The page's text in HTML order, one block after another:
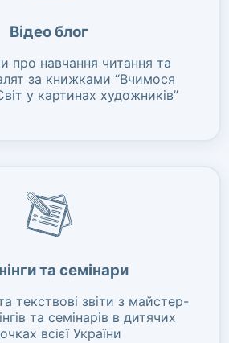
Відео блог
про навчання читання та
за книжками “Вчимося
у картинах художників”
та семінари
текствові звіти з майстер-
та семінарів в дитячих
всієї України